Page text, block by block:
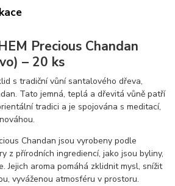
Precious Chandan
– 20 ks
s tradiční vůní santalového dřeva,
Tato jemná, teplá a dřevitá vůně patří
tradici a je spojována s meditací,
Chandan jsou vyrobeny podle
z přírodních ingrediencí, jako jsou byliny,
Jejich aroma pomáhá zklidnit mysl, snížit
vyváženou atmosféru v prostoru.